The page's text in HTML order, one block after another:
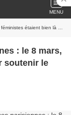
MENU
là pour soutenir le mouvement
: le 8 mars,
soutenir le